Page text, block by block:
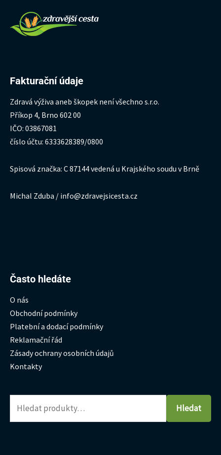
Fakturační údaje
Zdravá výživa aneb škopek není všechno s.r.o.
Příkop 4, Brno 602 00
IČO: 03867081
číslo účtu: 6333628389/0800
Spisová značka: C 87144 vedená u Krajského soudu v Brně
Michal Zduba / info@zdravejsicesta.cz
Často hledáte
O nás
Obchodní podmínky
Platební a dodací podmínky
Reklamační řád
Zásady ochrany osobních údajů
Kontakty
Hledat:
Hledat